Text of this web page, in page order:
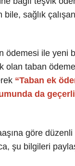
bile, sağlık
ödemesi ile yeni
olan taban
“Taban ek
da
göre
şu bilgileri